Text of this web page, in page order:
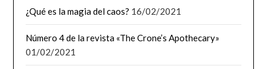
¿Qué es la magia del caos? 16/02/2021
Número 4 de la revista «The Crone’s Apothecary»
01/02/2021